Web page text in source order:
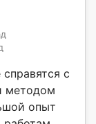
с
методом
опыт